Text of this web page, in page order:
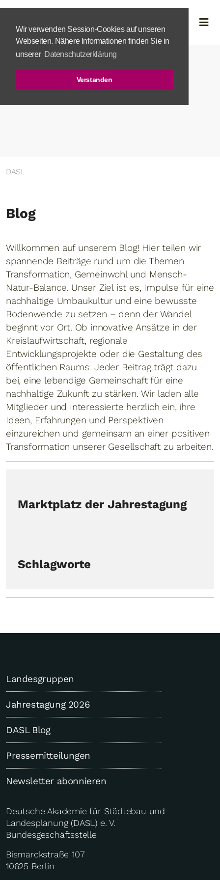
Wir verwenden Session-Cookies auf unseren
Webseiten. Nähere Informationen finden Sie in
unserer Datenschutzerklärung
Verstanden
DASL
Blog
Willkommen auf unserem Blog! Hier teilen wir
spannende Beiträge rund um die Themen
Transformation, Gemeinwohl und Mensch-
Natur-Balance. Unser Ziel ist es, Impulse für eine
nachhaltige Umbaukultur und eine bewusste
Bodenwende zu setzen – denn der Wandel
beginnt vor Ort. Ob innovative Ansätze in der
Kreislaufwirtschaft, regionale
Entwicklungsprojekte oder die Gestaltung des
öffentlichen Raums: Jeder Beitrag trägt dazu
bei, eine lebendige Gemeinschaft für eine
nachhaltige Zukunft zu stärken. Wir laden alle
Mitglieder und Interessierte herzlich ein, ihre
Ideen, Erfahrungen und Perspektiven
einzureichen und gemeinsam an einer positiven
Transformation unserer Gesellschaft zu arbeiten.
Marktplatz der Jahrestagung
Schlagworte
Landesgruppen
Jahrestagung 2026
DASL Blog
Pressemitteilungen
Newsletter abonnieren
Deutsche Akademie für Städtebau und
Landesplanung (DASL) e. V.
Bundesgeschäftsstelle
Bismarckstraße 107
10625 Berlin